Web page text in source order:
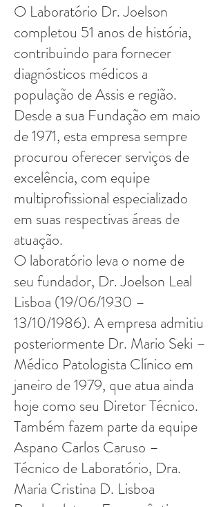
O Laboratório Dr. Joelson
completou 51 anos de história,
contribuindo para fornecer
diagnósticos médicos a
população de Assis e região.
Desde a sua Fundação em maio
de 1971, esta empresa sempre
procurou oferecer serviços de
excelência, com equipe
multiprofissional especializado
em suas respectivas áreas de
atuação.
O laboratório leva o nome de
seu fundador, Dr. Joelson Leal
Lisboa (19/06/1930 –
13/10/1986). A empresa admitiu
posteriormente Dr. Mario Seki –
Médico Patologista Clínico em
janeiro de 1979, que atua ainda
hoje como seu Diretor Técnico.
Também fazem parte da equipe
Aspano Carlos Caruso –
Técnico de Laboratório, Dra.
Maria Cristina D. Lisboa